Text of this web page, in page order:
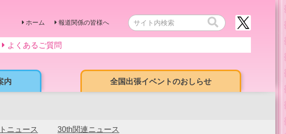
内 全国出張イベントのおしらせ
ホーム 報道関係の皆様へ
よくあるご質問
ニュース 30th関連ニュース